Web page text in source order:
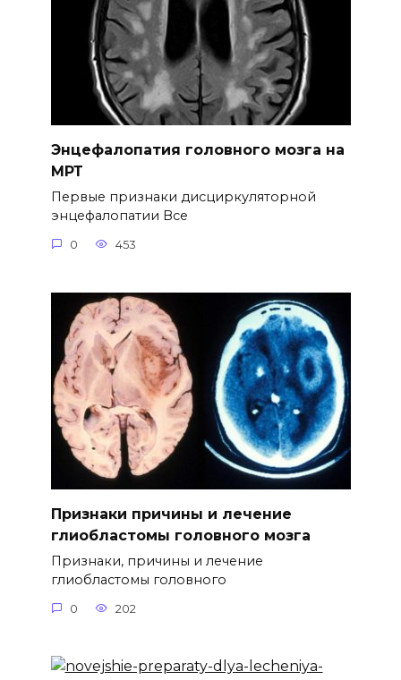
Энцефалопатия головного мозга на
МРТ
Первые признаки дисциркуляторной
энцефалопатии Все
0 453
Признаки причины и лечение
глиобластомы головного мозга
Признаки, причины и лечение
глиобластомы головного
0 202